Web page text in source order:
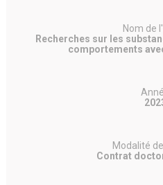
Nom de
Recherches sur les
comportements
Modalité
Contrat